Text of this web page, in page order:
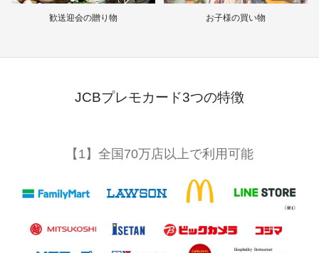
歓送迎会の贈り物 お子様の買い物
JCBプレモカード3つの特徴
【1】全国70万店以上で利用可能